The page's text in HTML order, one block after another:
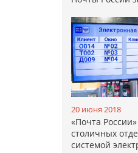
20 июня 2018
«Почта
столичных
системой